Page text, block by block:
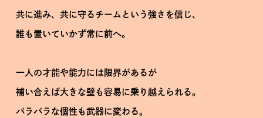
共に進み、共に守るチームという強さを信じ、
誰も置いていかず常に前へ。
一人の才能や能力には限界があるが
補い合えば大きな壁も容易に乗り越えられる。
バラバラな個性も武器に変わる。